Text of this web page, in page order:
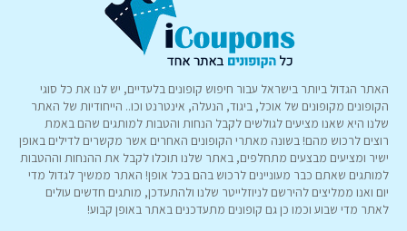
האתר הגדול ביותר בישראל עבור חיפוש קופונים בלעדיים, יש לנו את כל סוגי
הקופונים מקופונים של אוכל, ביגוד, הנעלה, אינטרנט וכו.. הייחודיות של האתר
שלנו היא שאנו מציעים לגולשים לקבל הנחות והטבות למותגים שהם באמת
רוצים לרכוש מהם! בשונה מאתרי הקופונים האחרים אשר מקשרים לדילים באופן
ישיר ומציעים מבצעים מתחלפים, באתר שלנו תוכלו לקבל את ההנחות וההטבות
למותגים שאתם כבר מעוניינים לרכוש בהם בכל אופן! האתר ממשיך לגדול מדי
יום ואנו ממליצים להירשם לניוזלייטר שלנו ולהתעדכן, מותגים חדשים עולים
לאתר מדי שבוע וכמו כן גם קופונים מתעדכנים באתר באופן קבוע!